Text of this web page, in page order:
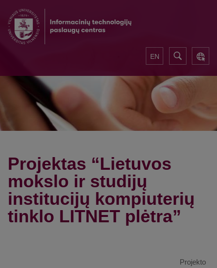
EN
Projektas “Lietuvos
mokslo ir studijų
institucijų kompiuterių
tinklo LITNET plėtra”
Projekto